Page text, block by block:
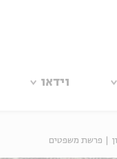
וידאו
| פרשת משפטים